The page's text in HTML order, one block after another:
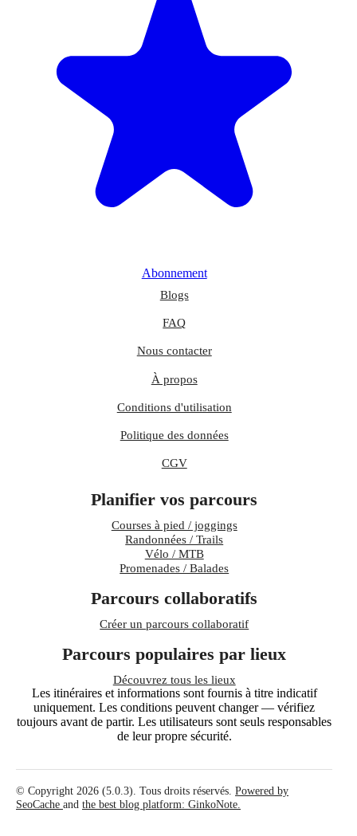
Abonnement
Blogs
FAQ
Nous contacter
À propos
Conditions d'utilisation
Politique des données
CGV
Planifier vos parcours
Courses à pied / joggings
Randonnées / Trails
Vélo / MTB
Promenades / Balades
Parcours collaboratifs
Créer un parcours collaboratif
Parcours populaires par lieux
Découvrez tous les lieux
Les itinéraires et informations sont fournis à titre indicatif
uniquement. Les conditions peuvent changer — vérifiez
toujours avant de partir. Les utilisateurs sont seuls responsables
de leur propre sécurité.
© Copyright 2026 (5.0.3). Tous droits réservés. Powered by
SeoCache and the best blog platform: GinkoNote.